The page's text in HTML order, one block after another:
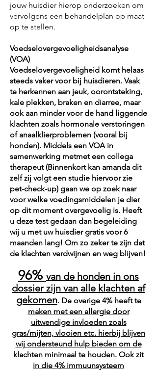
jouw huisdier hierop onderzoeken om
vervolgens een behandelplan op maat
op te stellen.
Voedselovergevoeligheidsanalyse
(VOA)
Voedselovergevoeligheid komt helaas
steeds vaker voor bij huisdieren. Vaak
te herkennen aan jeuk, oorontsteking,
kale plekken, braken en diarree, maar
ook aan minder voor de hand liggende
klachten zoals hormonale verstoringen
of anaalklierproblemen (vooral bij
honden). Middels een VOA in
samenwerking metmet een collega
therapeut (Binnenkort kan amanda dit
zelf zij volgt een studie hiervoor zie
pet-check-up) gaan we op zoek naar
voor welke voedingsmiddelen je dier
op dit moment overgevoelig is. Heeft
u deze test gedaan dan begeleiding
wij u met uw huisdier gratis voor 6
maanden lang! Om zo zeker te zijn dat
de klachten verdwijnen en weg blijven!
96% van de honden in ons
dossier zijn van alle klachten af
gekomen. De overige 4% heeft te
maken met een allergie door
uitwendige invloeden zoals
gras/mijten, vlooien etc. hierbij blijven
wij ondersteund hulp bieden om de
klachten minimaal te houden. Ook zit
in die 4% immuunsysteem